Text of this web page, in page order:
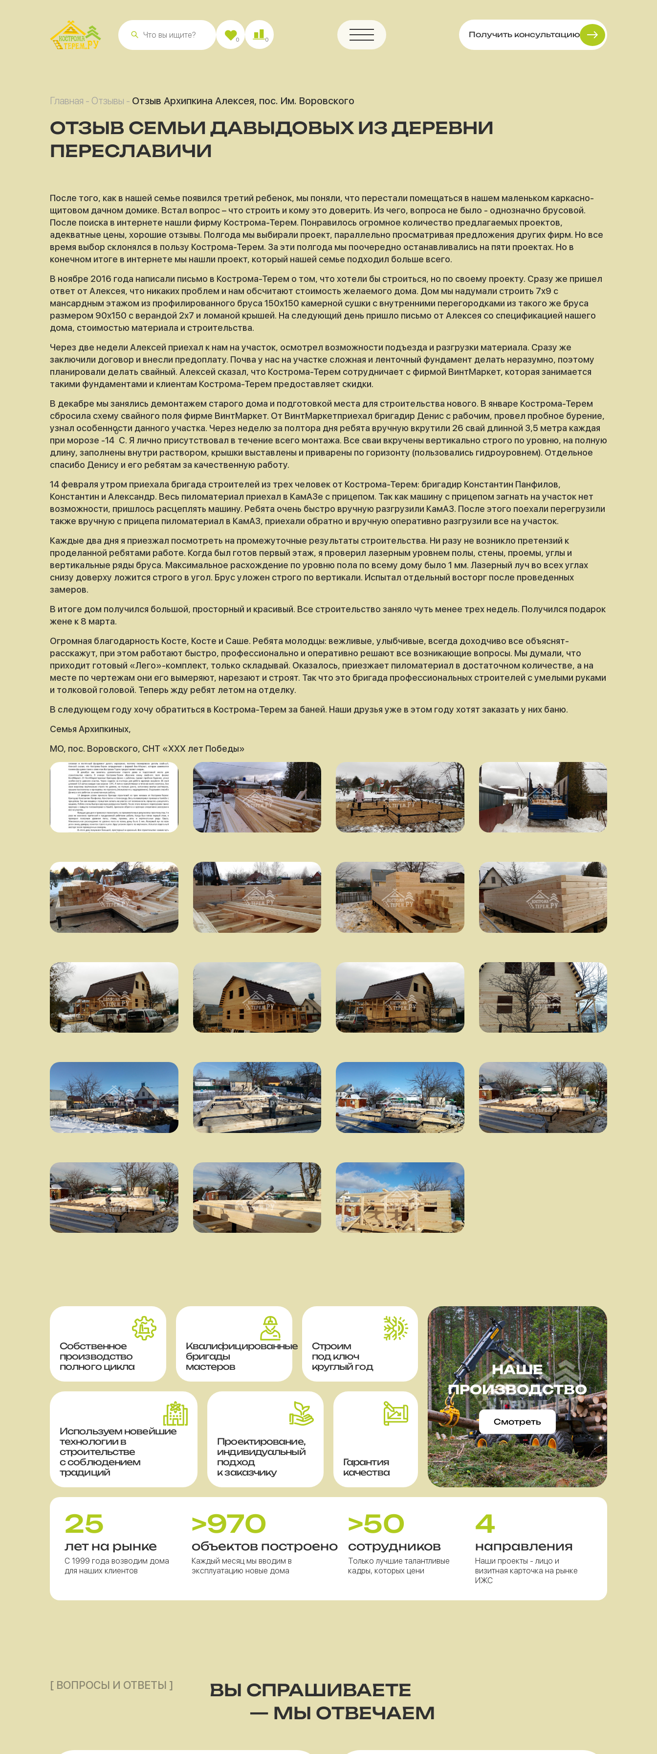
0 0
Получить консультацию
Главная - Отзывы - Отзыв Архипкина Алексея, пос. Им. Воровского
ОТЗЫВ СЕМЬИ ДАВЫДОВЫХ ИЗ ДЕРЕВНИ
ПЕРЕСЛАВИЧИ
После того, как в нашей семье появился третий ребенок, мы поняли, что перестали помещаться в нашем маленьком каркасно-
щитовом дачном домике. Встал вопрос – что строить и кому это доверить. Из чего, вопроса не было - однозначно брусовой.
После поиска в интернете нашли фирму Кострома-Терем. Понравилось огромное количество предлагаемых проектов,
адекватные цены, хорошие отзывы. Полгода мы выбирали проект, параллельно просматривая предложения других фирм. Но все
время выбор склонялся в пользу Кострома-Терем. За эти полгода мы поочередно останавливались на пяти проектах. Но в
конечном итоге в интернете мы нашли проект, который нашей семье подходил больше всего.
В ноябре 2016 года написали письмо в Кострома-Терем о том, что хотели бы строиться, но по своему проекту. Сразу же пришел
ответ от Алексея, что никаких проблем и нам обсчитают стоимость желаемого дома. Дом мы надумали строить 7х9 с
мансардным этажом из профилированного бруса 150х150 камерной сушки с внутренними перегородками из такого же бруса
размером 90х150 с верандой 2х7 и ломаной крышей. На следующий день пришло письмо от Алексея со спецификацией нашего
дома, стоимостью материала и строительства.
Через две недели Алексей приехал к нам на участок, осмотрел возможности подъезда и разгрузки материала. Сразу же
заключили договор и внесли предоплату. Почва у нас на участке сложная и ленточный фундамент делать неразумно, поэтому
планировали делать свайный. Алексей сказал, что Кострома-Терем сотрудничает с фирмой ВинтМаркет, которая занимается
такими фундаментами и клиентам Кострома-Терем предоставляет скидки.
В декабре мы занялись демонтажем старого дома и подготовкой места для строительства нового. В январе Кострома-Терем
сбросила схему свайного поля фирме ВинтМаркет. От ВинтМаркетприехал бригадир Денис с рабочим, провел пробное бурение,
узнал особенности данного участка. Через неделю за полтора дня ребята вручную вкрутили 26 свай длинной 3,5 метра каждая
при морозе -14
0
С. Я лично присутствовал в течение всего монтажа. Все сваи вкручены вертикально строго по уровню, на полную
длину, заполнены внутри раствором, крышки выставлены и приварены по горизонту (пользовались гидроуровнем). Отдельное
спасибо Денису и его ребятам за качественную работу.
14 февраля утром приехала бригада строителей из трех человек от Кострома-Терем: бригадир Константин Панфилов,
Константин и Александр. Весь пиломатериал приехал в КамАЗе с прицепом. Так как машину с прицепом загнать на участок нет
возможности, пришлось расцеплять машину. Ребята очень быстро вручную разгрузили КамАЗ. После этого поехали перегрузили
также вручную с прицепа пиломатериал в КамАЗ, приехали обратно и вручную оперативно разгрузили все на участок.
Каждые два дня я приезжал посмотреть на промежуточные результаты строительства. Ни разу не возникло претензий к
проделанной ребятами работе. Когда был готов первый этаж, я проверил лазерным уровнем полы, стены, проемы, углы и
вертикальные ряды бруса. Максимальное расхождение по уровню пола по всему дому было 1 мм. Лазерный луч во всех углах
снизу доверху ложится строго в угол. Брус уложен строго по вертикали. Испытал отдельный восторг после проведенных
замеров.
В итоге дом получился большой, просторный и красивый. Все строительство заняло чуть менее трех недель. Получился подарок
жене к 8 марта.
Огромная благодарность Косте, Косте и Саше. Ребята молодцы: вежливые, улыбчивые, всегда доходчиво все объяснят-
расскажут, при этом работают быстро, профессионально и оперативно решают все возникающие вопросы. Мы думали, что
приходит готовый «Лего»-комплект, только складывай. Оказалось, приезжает пиломатериал в достаточном количестве, а на
месте по чертежам они его вымеряют, нарезают и строят. Так что это бригада профессиональных строителей с умелыми руками
и толковой головой. Теперь жду ребят летом на отделку.
В следующем году хочу обратиться в Кострома-Терем за баней. Наши друзья уже в этом году хотят заказать у них баню.
Семья Архипкиных,
МО, пос. Воровского, СНТ «ХХХ лет Победы»
Собственное
производство
полного цикла
Квалифицированные
бригады
мастеров
Строим
под ключ
круглый год
Используем новейшие
технологии в
строительстве
с соблюдением
традиций
Проектирование,
индивидуальный
подход
к заказчику
Гарантия
качества
НАШЕ
ПРОИЗВОДСТВО
Смотреть
25
лет на рынке
С 1999 года возводим дома
для наших клиентов
>970
объектов построено
Каждый месяц мы вводим в
эксплуатацию новые дома
>50
сотрудников
Только лучшие талантливые
кадры, которых цени
4
направления
Наши проекты - лицо и
визитная карточка на рынке
ИЖС
[ ВОПРОСЫ И ОТВЕТЫ ]
ВЫ СПРАШИВАЕТЕ
— МЫ ОТВЕЧАЕМ